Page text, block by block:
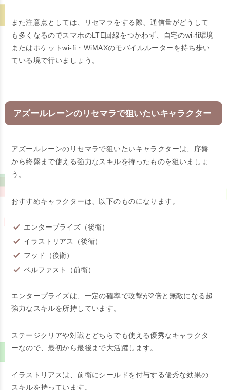
また注意点としては、リセマラをする際、通信量がどうして
も多くなるのでスマホのLTE回線をつかわず、自宅のwi-fi環境
またはポケットwi-fi・WiMAXのモバイルルーターを持ち歩い
ている境で行いましょう。
アズールレーンのリセマラで狙いたいキャラクター
アズールレーンのリセマラで狙いたいキャラクターは、序盤
から終盤まで使える強力なスキルを持ったものを狙いましょ
う。
おすすめキャラクターは、以下のものになります。
エンタープライズ（後衛）
イラストリアス（後衛）
フッド（後衛）
ベルファスト（前衛）
エンタープライズは、一定の確率で攻撃が2倍と無敵になる超
強力なスキルを所持しています。
ステージクリアや対戦とどちらでも使える優秀なキャラクタ
ーなので、最初から最後まで大活躍します。
イラストリアスは、前衛にシールドを付与する優秀な効果の
スキルを持っています。